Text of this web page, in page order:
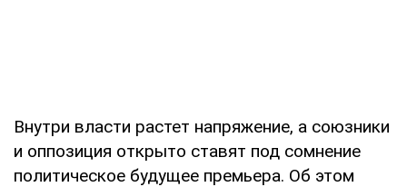
Внутри власти растет напряжение, а союзники
и оппозиция открыто ставят под сомнение
политическое будущее премьера. Об этом